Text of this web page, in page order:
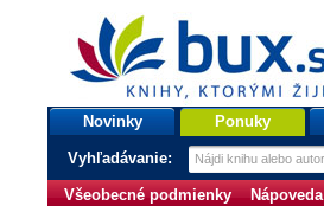
bux.sk
knihy, ktorými žijete
Úvodná stránka
Novinky Ponuky
Vyhľadávanie:
Všeobecné podmienky Nápoveda